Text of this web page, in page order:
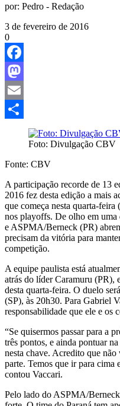
por: Pedro - Redação
3 de fevereiro de 2016
0
Facebook
Mastodon
Email
Foto: Divulgação CBV
Fonte: CBV
A participação recorde de 13
2016 fez desta edição a mais
que começa nesta quarta-
nos playoffs. De olho em uma
e ASPMA/Berneck (PR)
precisam da vitória para
competição.
A equipe paulista está
atrás do líder Caramuru (PR),
desta quarta-feira. O duelo
(SP), às 20h30. Para Gabriel
responsabilidade que ele e os
“Se quisermos passar para a
três pontos, e ainda pontuar
nesta chave. Acredito que não
parte. Temos que ir para cima
contou Vaccari.
Pelo lado do ASPMA/Berneck